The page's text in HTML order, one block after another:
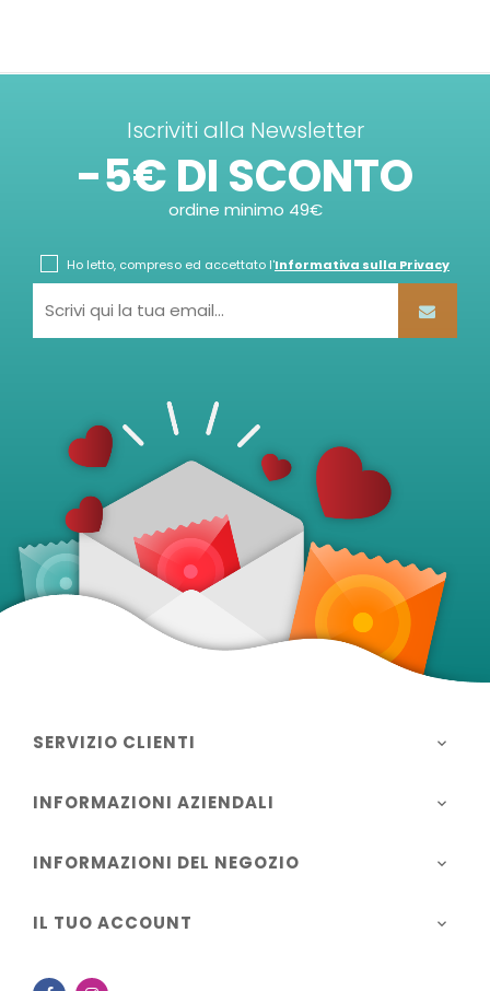
Iscriviti alla Newsletter
-5€ DI SCONTO
ordine minimo 49€
Ho letto, compreso ed accettato l'Informativa sulla Privacy
SERVIZIO CLIENTI 
INFORMAZIONI AZIENDALI 
INFORMAZIONI DEL NEGOZIO 
IL TUO ACCOUNT 